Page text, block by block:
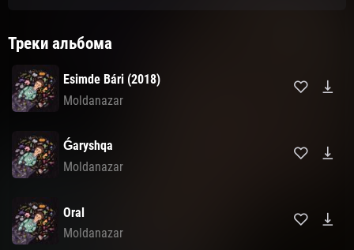
Треки альбома
Esimde Bári (2018)
Moldanazar
Ǵaryshqa
Moldanazar
Oral
Moldanazar